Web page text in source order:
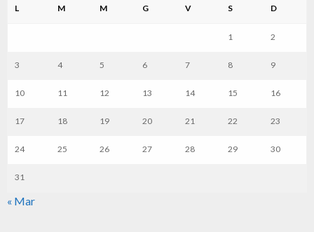
L M M G V S D
1 2
3 4 5 6 7 8 9
10 11 12 13 14 15 16
17 18 19 20 21 22 23
24 25 26 27 28 29 30
31
« Mar